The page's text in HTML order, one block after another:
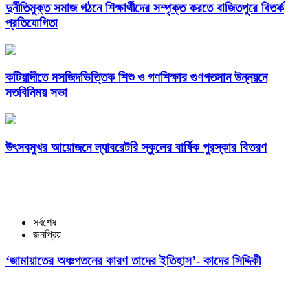
দুর্নীতিমুক্ত সমাজ গঠনে শিক্ষার্থীদের সম্পৃক্ত করতে বাজিতপুরে বিতর্ক
প্রতিযোগিতা
কটিয়াদীতে মসজিদভিত্তিক শিশু ও গণশিক্ষার গুণগতমান উন্নয়নে
মতবিনিময় সভা
উৎসবমুখর আয়োজনে ল্যাবরেটরি স্কুলের বার্ষিক পুরস্কার বিতরণ
সর্বশেষ
জনপ্রিয়
‘জামায়াতের অধঃপতনের কারণ তাদের ইতিহাস’- কাদের সিদ্দিকী